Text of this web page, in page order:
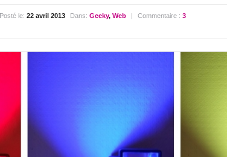
Posté le:22 avril 2013 Dans:Geeky,Web Commentaire :3